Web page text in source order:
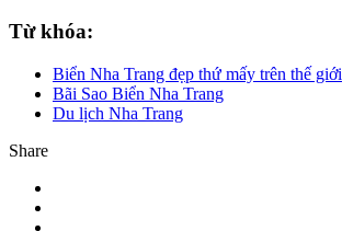
Từ khóa:
Biển Nha Trang đẹp thứ mấy trên thế giới
Bãi Sao Biển Nha Trang
Du lịch Nha Trang
Share